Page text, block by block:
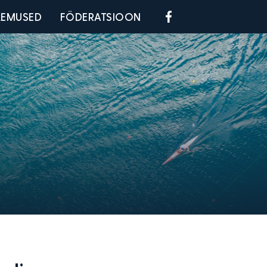
FÖDERATSIOON Social menu